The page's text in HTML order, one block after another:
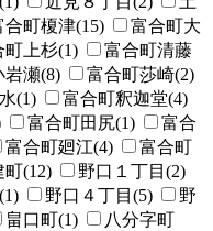
合町榎津(15)
富合町大
町上杉(1)
富合町清藤
岩瀬(8)
富合町莎崎(2)
(1)
富合町釈迦堂(4)
富合町田尻(1)
富合
富合町廻江(4)
富合町
町(12)
野口１丁目(2)
野口４丁目(5)
野
畠口町(1)
八分字町